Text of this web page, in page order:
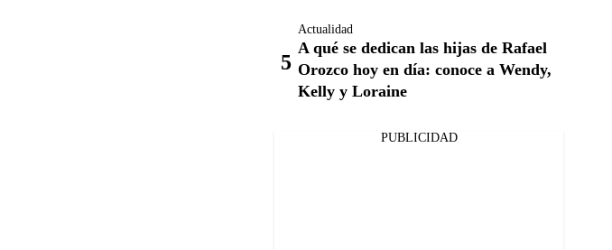
Actualidad
A qué se dedican las hijas de Rafael
Orozco hoy en día: conoce a Wendy,
Kelly y Loraine
PUBLICIDAD